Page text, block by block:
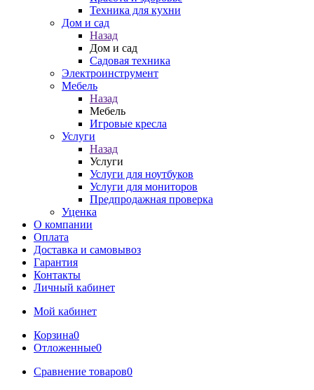
Техника для кухни
Дом и сад
Назад
Дом и сад
Садовая техника
Электроинструмент
Мебель
Назад
Мебель
Игровые кресла
Услуги
Назад
Услуги
Услуги для ноутбуков
Услуги для мониторов
Предпродажная проверка
Уценка
О компании
Оплата
Доставка и самовывоз
Гарантия
Контакты
Личный кабинет
Мой кабинет
Корзина0
Отложенные0
Сравнение товаров0